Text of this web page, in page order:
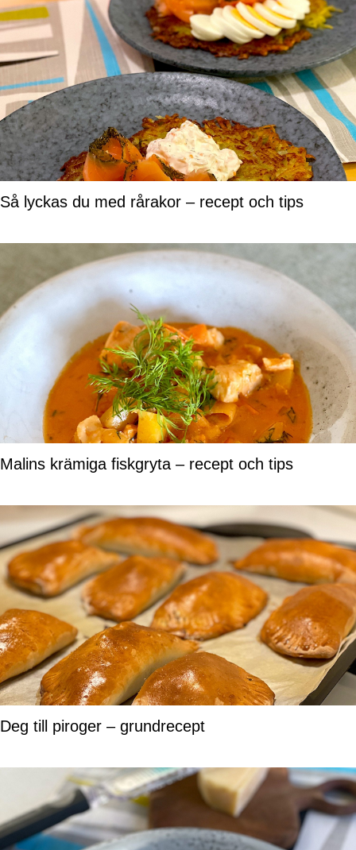
Så lyckas du med rårakor – recept och tips
Malins krämiga fiskgryta – recept och tips
Deg till piroger – grundrecept